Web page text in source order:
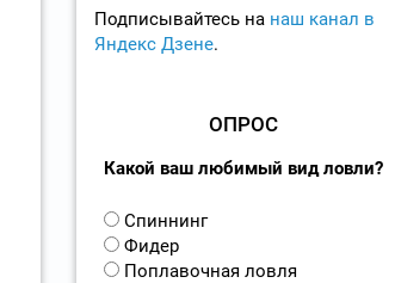
Подписывайтесь на наш канал в
Яндекс Дзене.
ОПРОС
Какой ваш любимый вид ловли?
В
а
р
Спиннинг
Фидер
Поплавочная ловля